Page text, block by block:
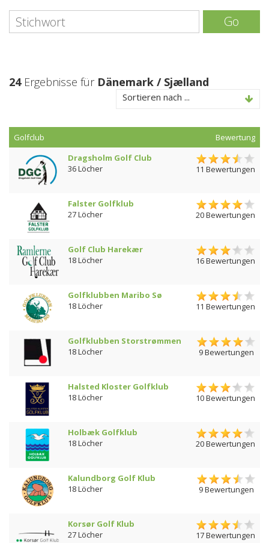
Go
24Ergebnisse für Dänemark / Sjælland
Sortieren nach ...
Golfclub
Bewertung
Dragsholm Golf Club
36 Löcher
11 Bewertungen
Falster Golfklub
27 Löcher
20 Bewertungen
Golf Club Harekær
18 Löcher
16 Bewertungen
Golfklubben Maribo Sø
18 Löcher
11 Bewertungen
Golfklubben Storstrømmen
18 Löcher
9 Bewertungen
Halsted Kloster Golfklub
18 Löcher
10 Bewertungen
Holbæk Golfklub
18 Löcher
20 Bewertungen
Kalundborg Golf Klub
18 Löcher
9 Bewertungen
Korsør Golf Klub
27 Löcher
17 Bewertungen